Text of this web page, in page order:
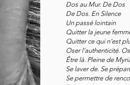
Dos au Mur. De Dos
De Dos. En Silence
Un passé lointain
Quitter la jeune
Quitter ce qui n’est
Oser l’authenticité.
Être là. Pleine de
Se laver de. Se
Se permettre de